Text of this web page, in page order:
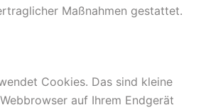
Maßnahmen gestattet.
Cookies. Das sind kleine
auf Ihrem Endgerät